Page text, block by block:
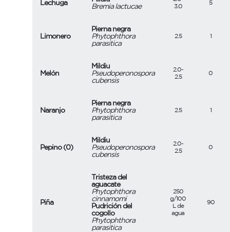
Lechuga
Bremia lactucae
3.0
5
Limonero
Pierna negra
Phytophthora
parasitica
2.5 1
Melón
Mildiu
Pseudoperonospora
cubensis
2.0-
2.5
0
Naranjo
Pierna negra
Phytophthora
parasitica
2.5 1
Pepino (0)
Mildiu
Pseudoperonospora
cubensis
2.0-
2.5
0
Piña
Tristeza del
aguacate
Phytophthora
cinnamomi
Pudrición del
cogollo
Phytophthora
parasitica
250
g/100
L de
agua
90